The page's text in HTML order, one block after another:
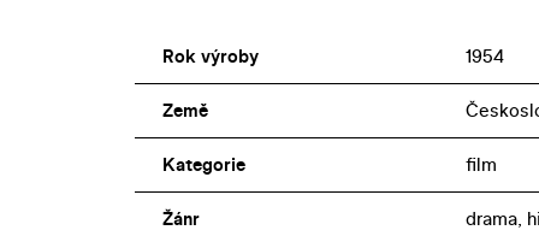
Rok výroby 1954
Země
Kategorie film
Žánr drama,